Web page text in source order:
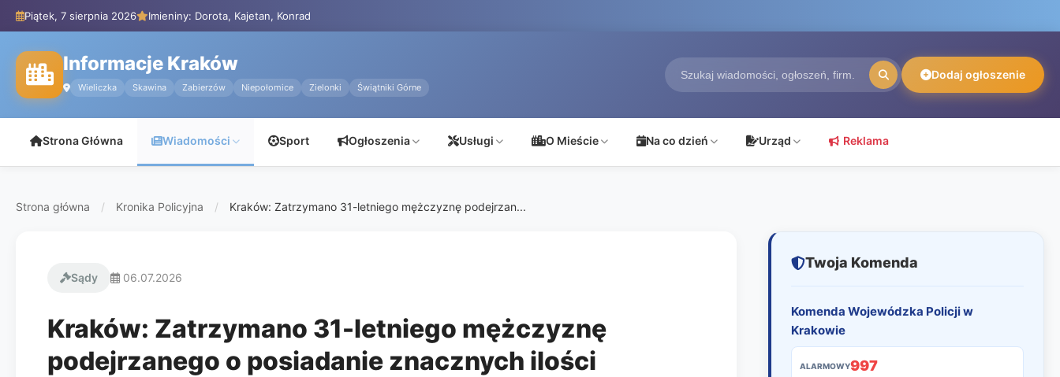
Piątek, 7 sierpnia 2026 Imieniny: Dorota, Kajetan, Konrad
Informacje Kraków
Wieliczka Skawina Zabierzów Niepołomice Zielonki Świątniki Górne
Dodaj ogłoszenie
Strona Główna Wiadomości Sport Ogłoszenia Usługi O Mieście Na co dzień Urząd Reklama
Strona główna / Kronika Policyjna / Kraków: Zatrzymano 31-letniego mężczyznę podejrzan...
Sądy 06.07.2026
Kraków: Zatrzymano 31-letniego mężczyznę
podejrzanego o posiadanie znacznych ilości
Twoja Komenda
Komenda Wojewódzka Policji w
Krakowie
ALARMOWY997